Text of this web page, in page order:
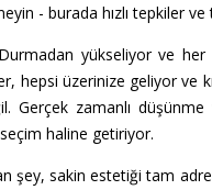
- burada hızlı tepkiler
yükseliyor ve
hepsi üzerinize geliyor ve
Gerçek zamanlı
haline getiriyor.
şey, sakin estetiği tam